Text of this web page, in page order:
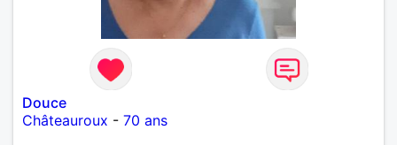
Douce
Châteauroux - 70 ans